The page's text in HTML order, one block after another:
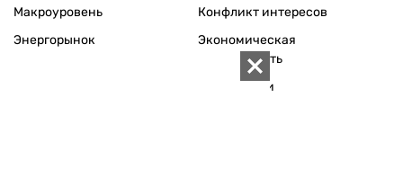
Макроуровень
Энергорынок
Конфликт интересов
Экономическая
безопасность
Персоналии